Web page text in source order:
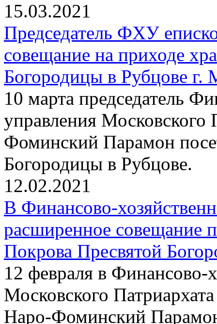
15.03.2021
Председатель ФХУ
совещание на приходе
Богородицы в Рубцове г.
10 марта председатель
управления Московского
Фоминский Парамон
Богородицы в Рубцове.
12.02.2021
В Финансово-
расширенное совещание
Покрова Пресвятой
12 февраля в Финансово-
Московского
Наро-Фоминский